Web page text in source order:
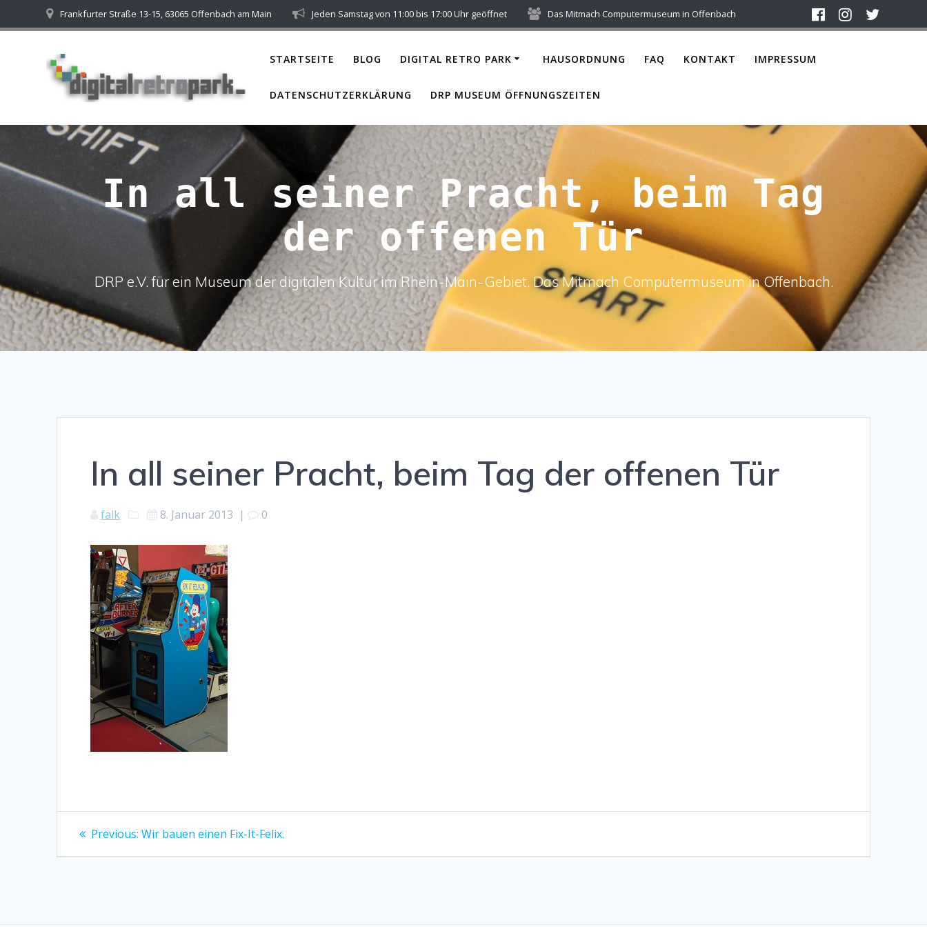
to
Frankfurter Straße 13-15, 63065 Offenbach am Main Jeden Samstag von 11:00 bis 17:00 Uhr geöffnet Das Mitmach Computermuseum in Offenbach
STARTSEITE BLOG DIGITAL RETRO PARK HAUSORDNUNG FAQ KONTAKT IMPRESSUM
DATENSCHUTZERKLÄRUNG DRP MUSEUM ÖFFNUNGSZEITEN
In all seiner Pracht, beim Tag
der offenen Tür
DRP e.V. für ein Museum der digitalen Kultur im Rhein-Main-Gebiet. Das Mitmach Computermuseum in Offenbach.
In all seiner Pracht, beim Tag der offenen Tür
falk 8. Januar 2013 | 0
Beitragsnavigation
Previous: Previous
Wir bauen einen Fix-It-Felix.